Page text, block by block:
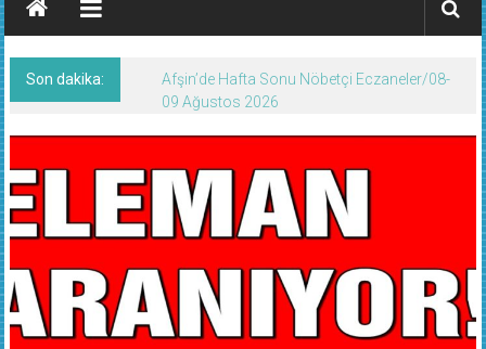
İŞ
MERKEZİ
Afşin'in
Son dakika:
Afşin’de Hafta Sonu Nöbetçi Eczaneler/08-
09 Ağustos 2026